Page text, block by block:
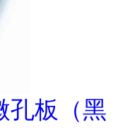
孔板（黑